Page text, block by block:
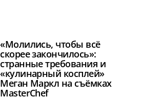
«Молились, чтобы всё
скорее закончилось»:
странные требования и
«кулинарный косплей»
Меган Маркл на съёмках
MasterChef